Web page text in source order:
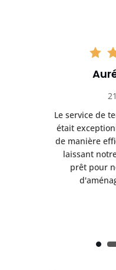
Le service de
était
de manière
laissant
prêt pour